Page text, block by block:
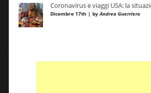
Coronavirus e viaggi USA: la
Dicembre 17th | byAndrea Guerriero